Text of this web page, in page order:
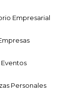
Empresarial
Eventos
Personales